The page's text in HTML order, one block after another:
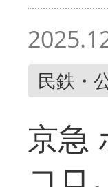
民鉄・
京急
コロ